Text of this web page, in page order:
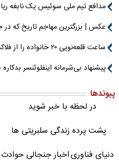
مدافع تیم ملی سوئیس یک نابغه
عکس | بزرگترین مهاجم تاریخ که در
ساعت قلعه‌نویی ۲۰ خانواده را از فلاکت نجات می‌دهد
پیشنهاد بی‌شرمانه اینفلوئنسر
پیوندها
در لحظه با خبر شوید
پشت پرده زندگی سلبریتی ها
دنیای فناوریاخبار جنجالی حوادث